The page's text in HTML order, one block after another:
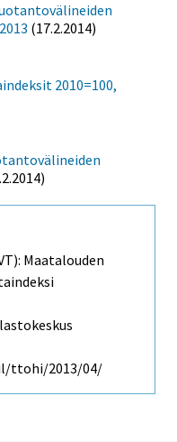
(17.2.2014)
2010=100,
Maatalouden
ttohi/2013/04/